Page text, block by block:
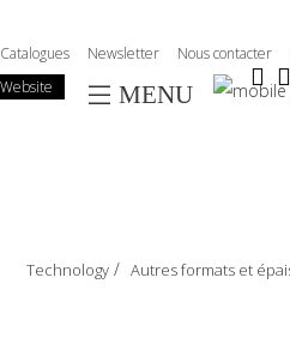
al
contenuto
Catalogues Newsletter Nous contacter
Website
MENU
Technology / Autres formats et